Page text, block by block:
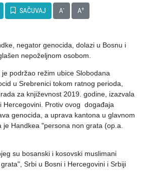
SAČUVAJ A- A+
negator genocida, dolazi u Bosnu i
nepoželjnom osobom.
podržao režim ubice Slobodana
u Srebrenici tokom ratnog perioda,
za književnost 2019. godine, izazvala
Hercegovini. Protiv ovog događaja
genocida, a uprava kantona u glavnom
je Handkea "persona non grata (op.a.
su bosanski i kosovski muslimani
Srbi u Bosni i Hercegovini i Srbiji